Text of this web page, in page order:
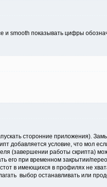
и smooth показывать цифры
сторонние приложения).
добавляется условие, что мол
(завершении работы скрипта)
его при временном закрытии/
в имеющихся в профилях не
выбор останавливать или